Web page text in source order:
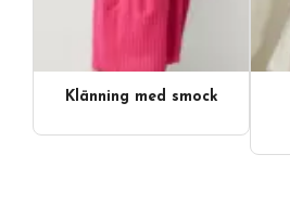
Klänning med smock